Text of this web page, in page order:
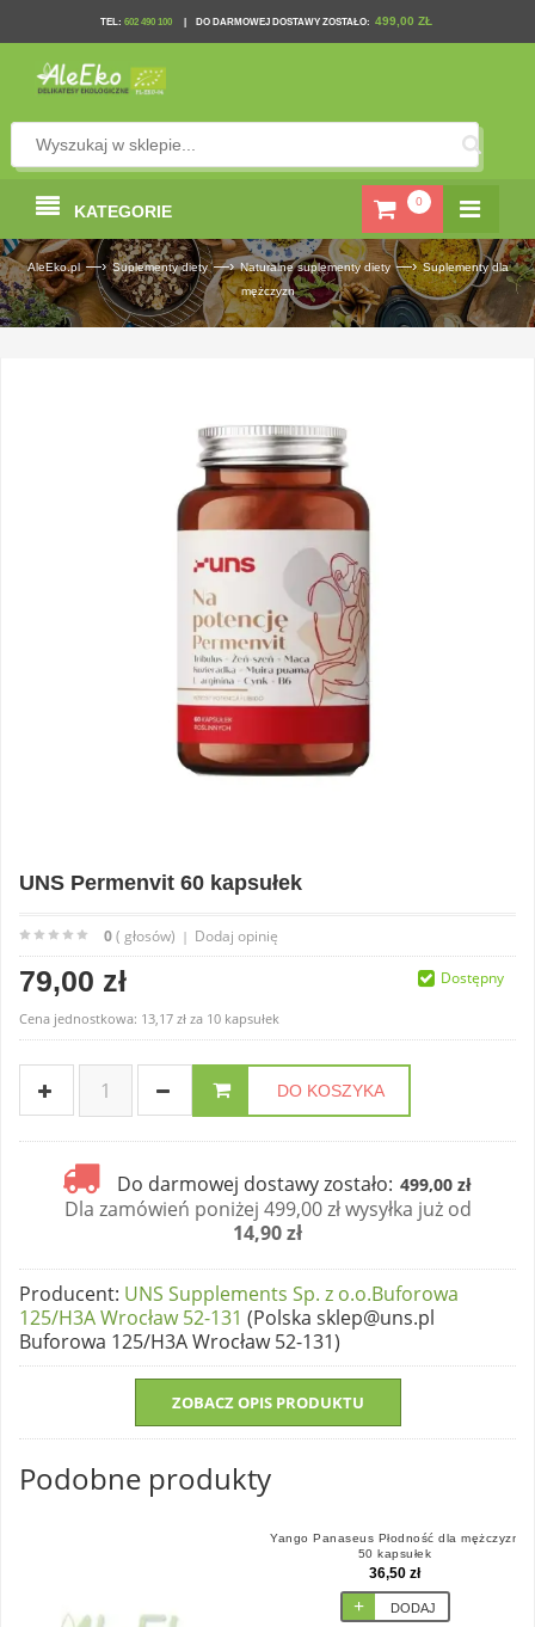
TEL: 602 490 100 DO DARMOWEJ DOSTAWY ZOSTAŁO: 499,00 ZŁ
0
KATEGORIE
AleEko.pl —› Suplementy diety —› Naturalne suplementy diety —› Suplementy dla
mężczyzn
UNS Permenvit 60 kapsułek
0( głosów) | Dodaj opinię
79,00 zł
Cena jednostkowa: 13,17 zł za 10 kapsułek
DO KOSZYKA
Do darmowej dostawy zostało: 499,00 zł
Dla zamówień poniżej 499,00 zł wysyłka już od
14,90 zł
Dostępny
Producent: UNS Supplements Sp. z o.o.Buforowa
125/H3A Wrocław 52-131 (Polska sklep@uns.pl
Buforowa 125/H3A Wrocław 52-131)
ZOBACZ OPIS PRODUKTU
Podobne produkty
Yango Panaseus Płodność dla mężczyzn
50 kapsułek
36,50 zł
DODAJ